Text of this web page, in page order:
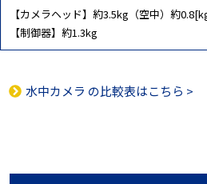
【カメラヘッド】約3.5kg（空中）約
【制御器】約1.3kg
水中カメラ の比較表はこちら >